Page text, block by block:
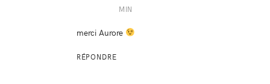
MIN
merci Aurore
RÉPONDRE